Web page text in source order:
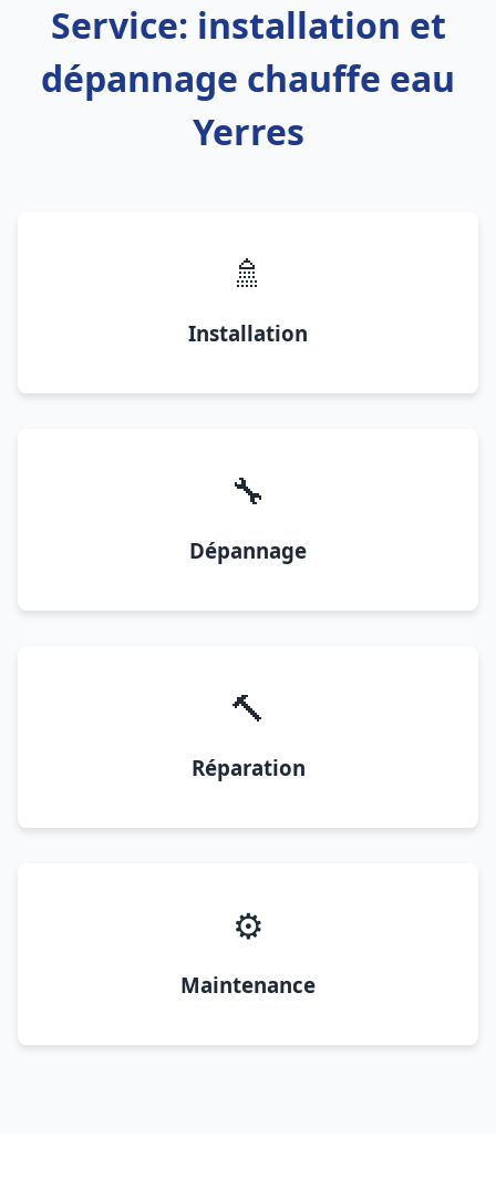
Service: installation et
dépannage chauffe eau
Yerres
🚿
Installation
🔧
Dépannage
🔨
Réparation
⚙️
Maintenance